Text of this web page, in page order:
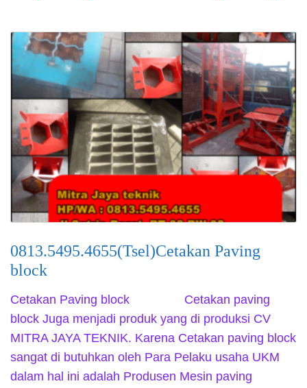
0813.5495.4655(Tsel)Cetakan Paving
block
Cetakan Paving block Cetakan paving
block Juga menjadi produk yang di produksi CV
MITRA JAYA TEKNIK. Karena Cetakan paving block
sangat di butuhkan oleh Para Pelaku usaha UKM
dalam hal ini adalah Produsen Mesin paving